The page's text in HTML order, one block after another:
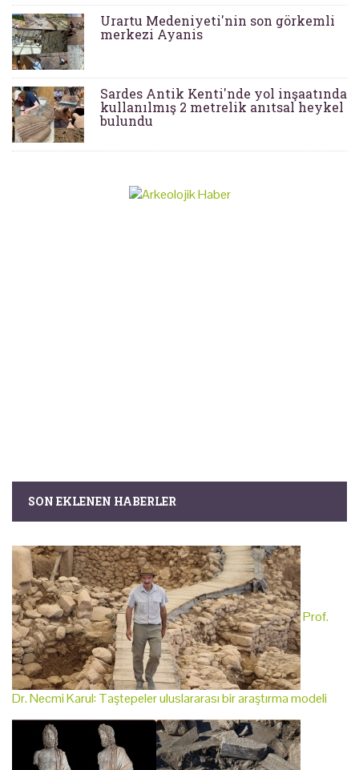
Urartu Medeniyeti'nin son görkemli
merkezi Ayanis
Sardes Antik Kenti'nde yol inşaatında
kullanılmış 2 metrelik anıtsal heykel
bulundu
SON EKLENEN HABERLER
Prof.
Dr. Necmi Karul: Taştepeler uluslararası bir araştırma modeli